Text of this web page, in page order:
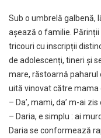
Sub o umbrelă galbenă,
așează o familie.
tricouri cu inscripții
de adolescenți, tineri și
mare, răstoarnă paharul
uită vinovat către mama
– Da’, mami, da’ m-ai
– Daria, e simplu : ai
Daria se conformează